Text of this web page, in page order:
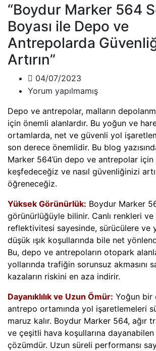
“Boydur Marker 564
Boyası ile Depo ve
Antrepolarda
Artırın”
04/07/2023
Yorum yapılmamış
Depo ve antrepolar, malların
için önemli alanlardır. Bu yoğun ve
ortamlarda, net ve güvenli yol
son derece önemlidir. Bu blog
Marker 564’ün depo ve antrepolar için
keşfedeceğiz ve nasıl güvenliğinizi
öğreneceğiz.
Yüksek Görünürlük: Boydur Marker
görünürlüğüyle bilinir. Canlı renkleri ve
reflektivitesi sayesinde, sürücülere ve
düşük ışık koşullarında bile net
Bu, depo ve antrepoların otopark
yollarında trafiğin sorunsuz akmasını
kazaların riskini en aza indirir.
Dayanıklılık ve Uzun Ömür: Yoğun bir
antrepo ortamında yol işaretlemeleri
maruz kalır. Boydur Marker 564, ağır
ve çeşitli hava koşullarına dayanabilen
çözümdür. Uzun süreli performansı